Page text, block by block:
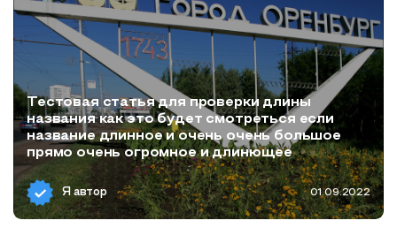
Тестовая статья для проверки длины
названия как это будет смотреться если
название длинное и очень очень большое
прямо очень огромное и длинющее
Я автор 01.09.2022